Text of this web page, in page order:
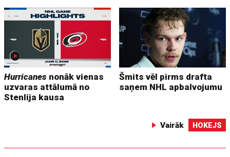
Hurricanes nonāk vienas
uzvaras attālumā no
Stenlija kausa
Šmits vēl pirms drafta
saņem NHL apbalvojumu
Vairāk HOKEJS